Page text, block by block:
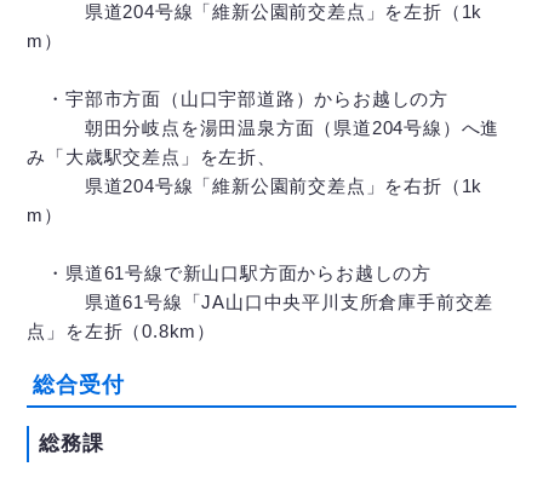
県道204号線「維新公園前交差点」を左折（1k
m）
・宇部市方面（山口宇部道路）からお越しの方
朝田分岐点を湯田温泉方面（県道204号線）へ進
み「大歳駅交差点」を左折、
県道204号線「維新公園前交差点」を右折（1k
m）
・県道61号線で新山口駅方面からお越しの方
県道61号線「JA山口中央平川支所倉庫手前交差
点」を左折（0.8km）
総合受付
総務課